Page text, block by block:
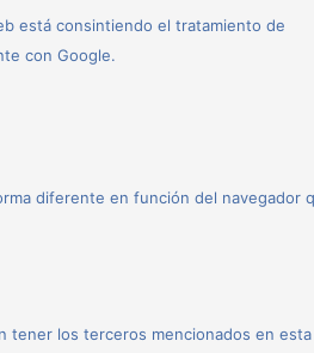
está consintiendo el tratamiento de
con Google.
diferente en función del navegador
tener los terceros mencionados en esta